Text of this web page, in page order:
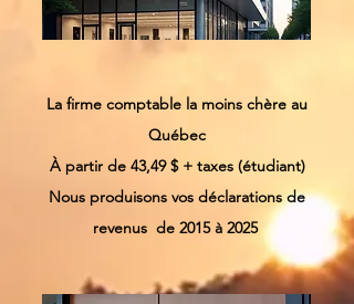
La firme comptable la moins chère au
Québec
À partir de 43,49 $ + taxes (étudiant)
Nous produisons vos déclarations de
revenus de 2015 à 2025